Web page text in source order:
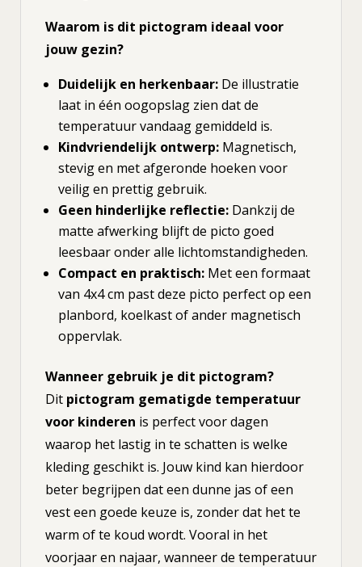
Waarom is dit pictogram ideaal voor
jouw gezin?
Duidelijk en herkenbaar: De illustratie
laat in één oogopslag zien dat de
temperatuur vandaag gemiddeld is.
Kindvriendelijk ontwerp: Magnetisch,
stevig en met afgeronde hoeken voor
veilig en prettig gebruik.
Geen hinderlijke reflectie: Dankzij de
matte afwerking blijft de picto goed
leesbaar onder alle lichtomstandigheden.
Compact en praktisch: Met een formaat
van 4x4 cm past deze picto perfect op een
planbord, koelkast of ander magnetisch
oppervlak.
Wanneer gebruik je dit pictogram?
Dit pictogram gematigde temperatuur
voor kinderen is perfect voor dagen
waarop het lastig in te schatten is welke
kleding geschikt is. Jouw kind kan hierdoor
beter begrijpen dat een dunne jas of een
vest een goede keuze is, zonder dat het te
warm of te koud wordt. Vooral in het
voorjaar en najaar, wanneer de temperatuur